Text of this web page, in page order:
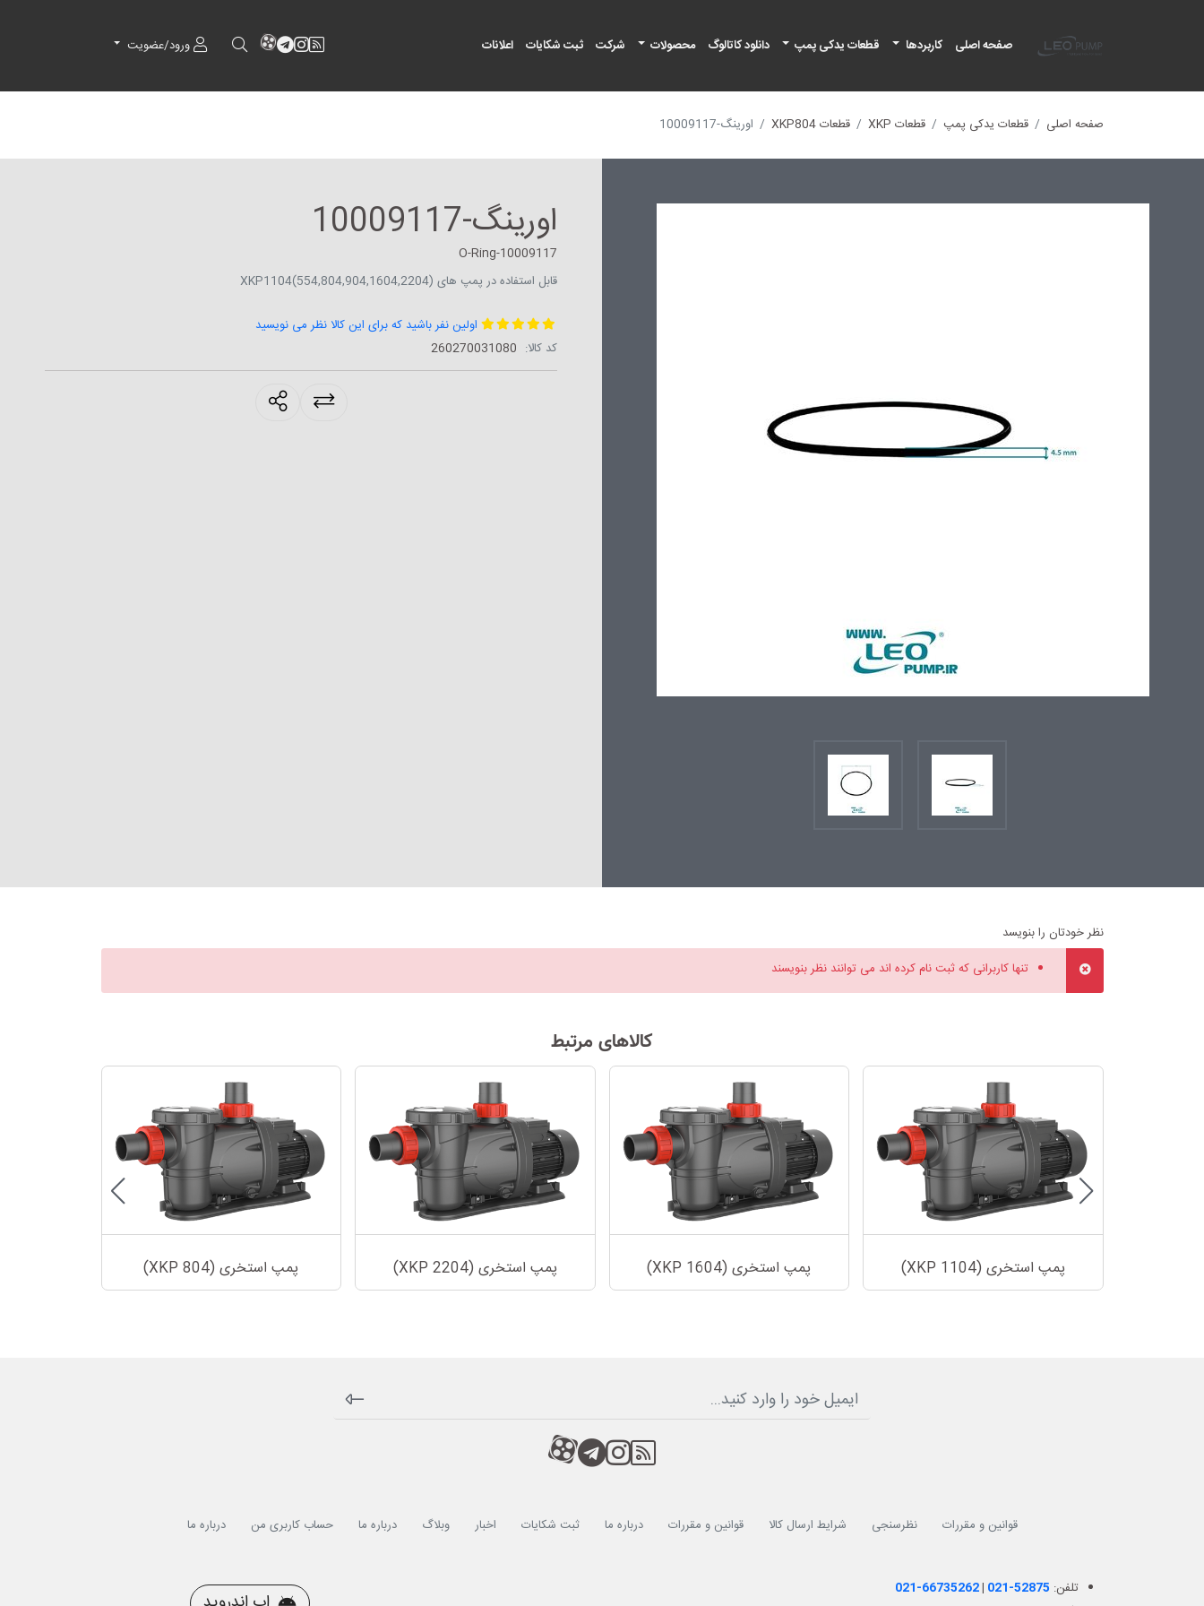
صفحه اصلی
کاربردها قطعات یدکی پمپ دانلود کاتالوگ محصولات شرکت ثبت شکایات اعلانات RSS
کانال آپارات
کانال تلگرام
کانال آپارات ورود/عضویت
صفحه اصلی قطعات یدکی پمپ قطعات XKP قطعات XKP804 اورینگ-10009117
اورینگ-10009117
O-Ring-10009117
قابل استفاده در پمپ های (XKP1104(554,804,904,1604,2204
اولین نفر باشید که برای این کالا نظر می نویسید
کد کالا: ‎260270031080
products.sharing
نظر خودتان را بنویسد
تنها کاربرانی که ثبت نام کرده اند می توانند نظر بنویسند
کالاهای مرتبط
پمپ استخری (XKP 1104) پمپ استخری (XKP 1604) پمپ استخری (XKP 2204) پمپ استخری (XKP 804)
RSS
کانال آپارات
کانال تلگرام
کانال آپارات
قوانین و مقررات نظرسنجی شرایط ارسال کالا قوانین و مقررات درباره ما ثبت شکایات اخبار وبلاگ درباره ما حساب کاربری من درباره ما
تلفن: 021-66735262| 021-52875